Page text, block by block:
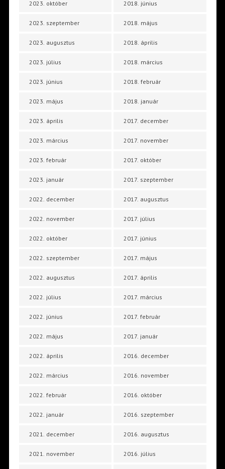
2023. október
2023. szeptember
2023. augusztus
2023. július
2023. június
2023. május
2023. április
2023. március
2023. február
2023. január
2022. december
2022. november
2022. október
2022. szeptember
2022. augusztus
2022. július
2022. június
2022. május
2022. április
2022. március
2022. február
2022. január
2021. december
2021. november
2018. június
2018. május
2018. április
2018. március
2018. február
2018. január
2017. december
2017. november
2017. október
2017. szeptember
2017. augusztus
2017. július
2017. június
2017. május
2017. április
2017. március
2017. február
2017. január
2016. december
2016. november
2016. október
2016. szeptember
2016. augusztus
2016. július